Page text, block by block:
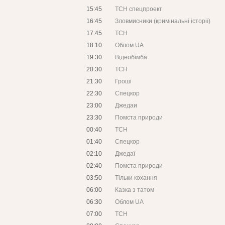
15:45
ТСН спецпроект
16:45
Зловмисники (кримінальні історії)
17:45
ТСН
18:10
Облом UA
19:30
Відеобімба
20:30
ТСН
21:30
Гроші
22:30
Спецкор
23:00
Джедаи
23:30
Помста природи
00:40
ТСН
01:40
Спецкор
02:10
Джедаї
02:40
Помста природи
03:50
Тільки кохання
06:00
Казка з татом
06:30
Облом UA
07:00
ТСН